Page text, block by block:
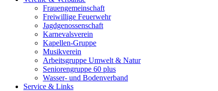
Frauengemeinschaft
Freiwillige Feuerwehr
Jagdgenossenschaft
Karnevalsverein
Kapellen-Gruppe
Musikverein
Arbeitsgruppe Umwelt & Natur
Seniorengruppe 60 plus
Wasser- und Bodenverband
Service & Links